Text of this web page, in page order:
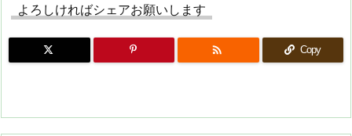
よろしければシェアお願いします
 Copy